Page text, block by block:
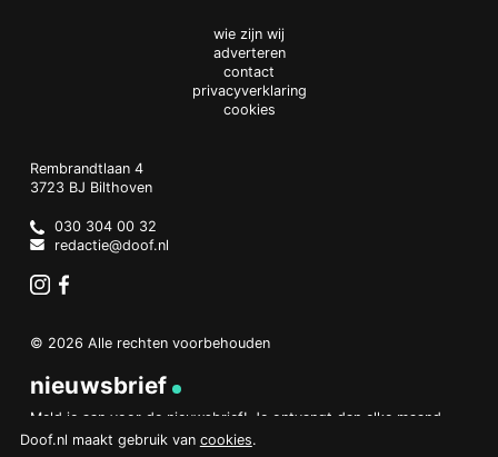
wie zijn wij
adverteren
contact
privacyverklaring
cookies
Doof.nl
work
Rembrandtlaan 4
3723 BJ Bilthoven
Netherlands
030 304 00 32
redactie@doof.nl
© 2026 Alle rechten voorbehouden
nieuwsbrief
Meld je aan voor de nieuwsbrief! Je ontvangt dan elke maand
een overzicht van het belangrijkste nieuws.
Doof.nl maakt gebruik van cookies.